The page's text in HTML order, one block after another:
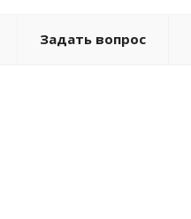
Задать вопрос